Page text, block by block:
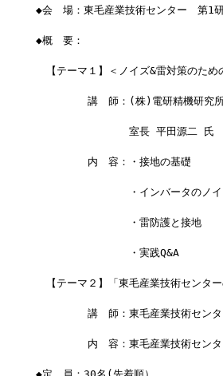
◆会　場：東毛産業技術センター　第1
◆概　要：
【テーマ１】＜ノイズ&雷対策のた
講　師：(株)電研精機研究所
室長 平田源二 氏
内　容：・接地の基礎
・インバータのノイズ対
・雷防護と接地
・実践Q&A
【テーマ２】「東毛産業技術センター
講　師：東毛産業技術センター
内　容：東毛産業技術センター